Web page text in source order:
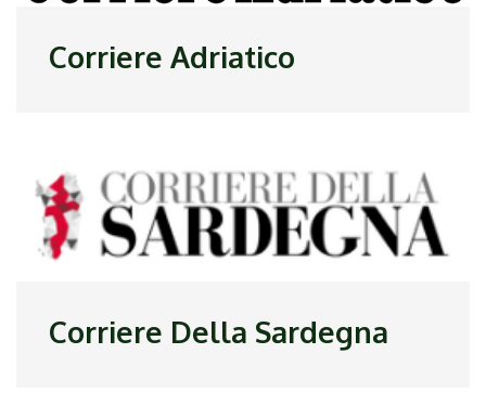
Corriere Adriatico
Corriere Della Sardegna